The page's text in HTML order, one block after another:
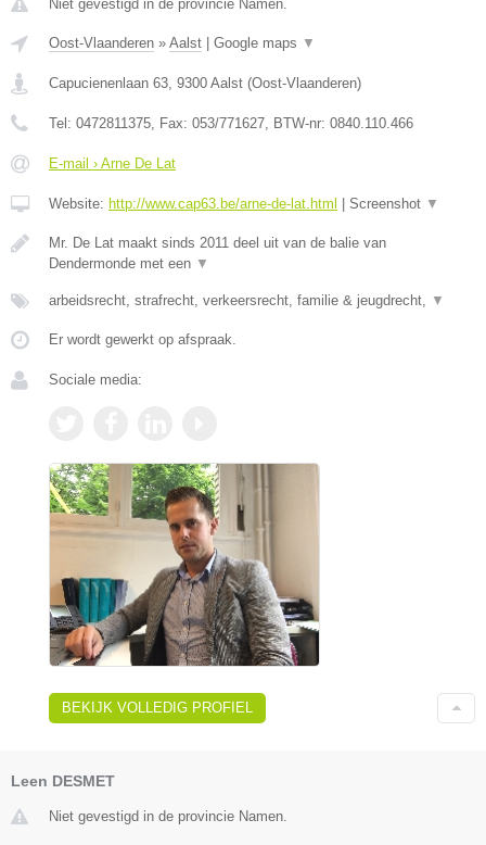
Niet gevestigd in de provincie Namen.
Oost-Vlaanderen » Aalst Google maps ▼
Capucienenlaan 63, 9300 Aalst (Oost-Vlaanderen)
Tel: 0472811375, Fax: 053/771627, BTW-nr: 0840.110.466
E-mail › Arne De Lat
Website: http://www.cap63.be/arne-de-lat.html Screenshot ▼
Mr. De Lat maakt sinds 2011 deel uit van de balie van
Dendermonde met een ▼
arbeidsrecht, strafrecht, verkeersrecht, familie & jeugdrecht, ▼
Er wordt gewerkt op afspraak.
Sociale media:
BEKIJK VOLLEDIG PROFIEL
Leen DESMET
Niet gevestigd in de provincie Namen.